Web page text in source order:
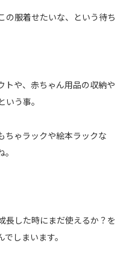
の服着せたいな、という待ち
トや、赤ちゃん用品の収納や
う事。
ちゃラックや絵本ラックな
長した時にまだ使えるか？を
しまいます。